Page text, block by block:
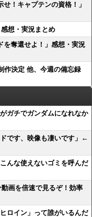
せ！キャプテンの資格！」
想・実況まとめ
を奪還せよ！」感想・実況
作決定 他、今週の備忘録
ガチでガンダムになれなか
です、映像も凄いです」←
んな使えないゴミを呼んだ
画を倍速で見るぞ！効率
ロイン」って誰がいるんだ